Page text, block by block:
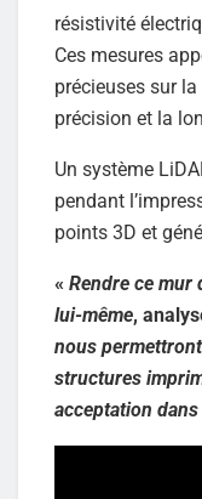
résistivité
Ces mesures
précieuses sur
précision et la
Un système
pendant
points 3D et
« Rendre ce mur
lui-même,
nous
structures
acceptation dans